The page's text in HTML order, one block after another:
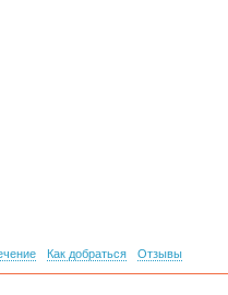
Как добраться Отзывы